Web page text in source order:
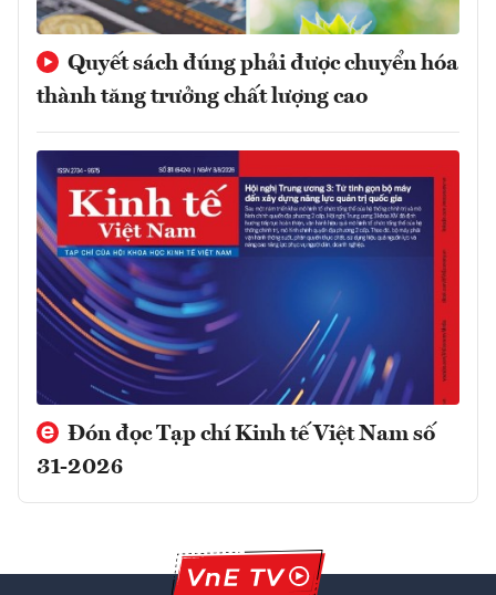
Quyết sách đúng phải được chuyển hóa
thành tăng trưởng chất lượng cao
Đón đọc Tạp chí Kinh tế Việt Nam số
31-2026